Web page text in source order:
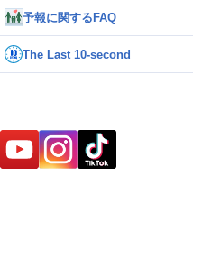
予報に関するFAQ
The Last 10-second